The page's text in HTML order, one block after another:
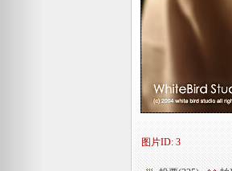
图片ID: 3